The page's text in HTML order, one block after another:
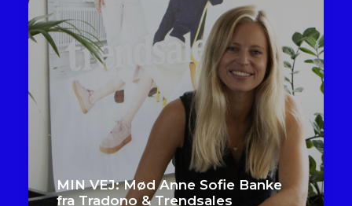
MIN VEJ: Mød Anne Sofie Banke
fra Tradono & Trendsales